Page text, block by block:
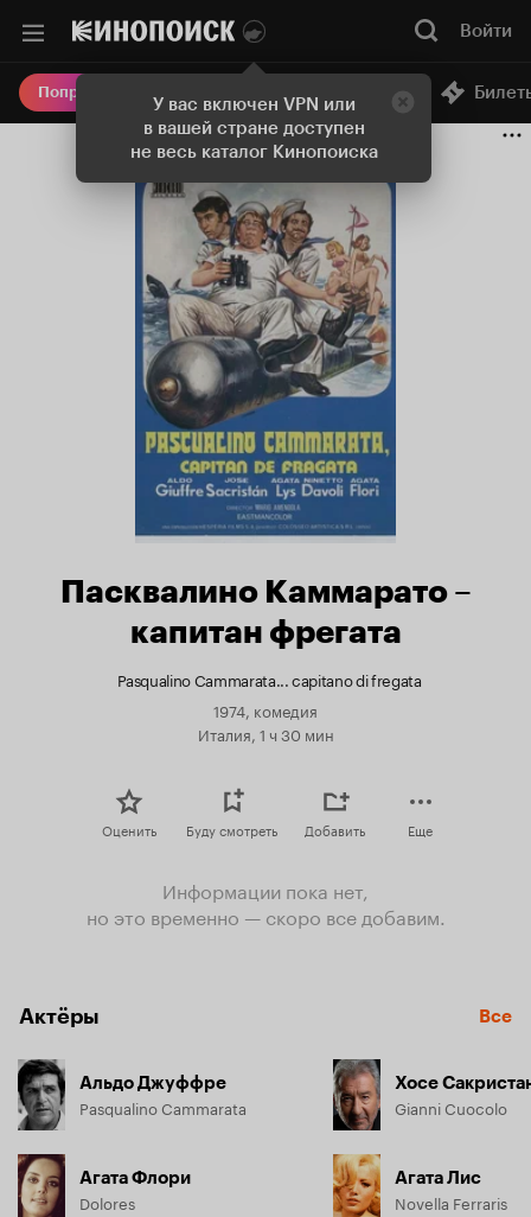
У вас включен VPN или
в вашей стране доступен
не весь каталог Кинопоиска
Войти
Попробовать Плюс Онлайн-кинотеатр
Пасквалино Каммарато –
капитан фрегата
Pasqualino Cammarata... capitano di fregata
1974, комедия
Италия, 1 ч 30 мин
Оценить Буду смотреть Добавить Еще
Информации пока нет,
но это временно — скоро все добавим.
Актёры Все
Альдо Джуффре
Pasqualino Cammarata
Агата Флори
Dolores
Хосе
Gianni Cuocolo
Агата Лис
Novella Ferraris